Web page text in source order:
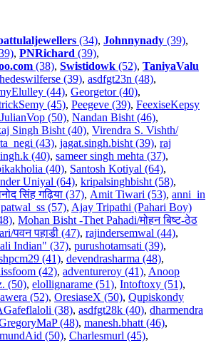
(34), Johnnynady (39),
, PNRichard (39),
(38), Swistidowk (52), TaniyaValu
hedeswilferse (39), asdfgt23n (48),
(44), Georgetor (40),
(45), Peegeve (39), FeexiseKepsy
JulianVop (50), Nandan Bisht (46),
Singh Bisht (40), Virendra S. Vishth/
(43), jagat.singh.bisht (39), raj
(40), sameer singh mehta (37),
(40), Santosh Kotiyal (64),
Uniyal (64), kripalsinghbisht (58),
सिंह गढ़िया (37), Amit Tiwari (53), anni_in
patwal_ss (57), Ajay Tripathi (Pahari Boy)
, Mohan Bisht -Thet Pahadi/मोहन बिष्ट-ठेठ
पवन पहाडी (47), rajindersemwal (44),
Indian" (37), purushotamsati (39),
(41), devendrasharma (48),
(42), adventureroy (41), Anoop
(50), elollignarame (51), Intoftoxy (51),
(52), OresiaseX (50), Qupiskondy
(38), asdfgt28k (40), dharmendra
(48), manesh.bhatt (46),
(50), Charlesmurl (45),